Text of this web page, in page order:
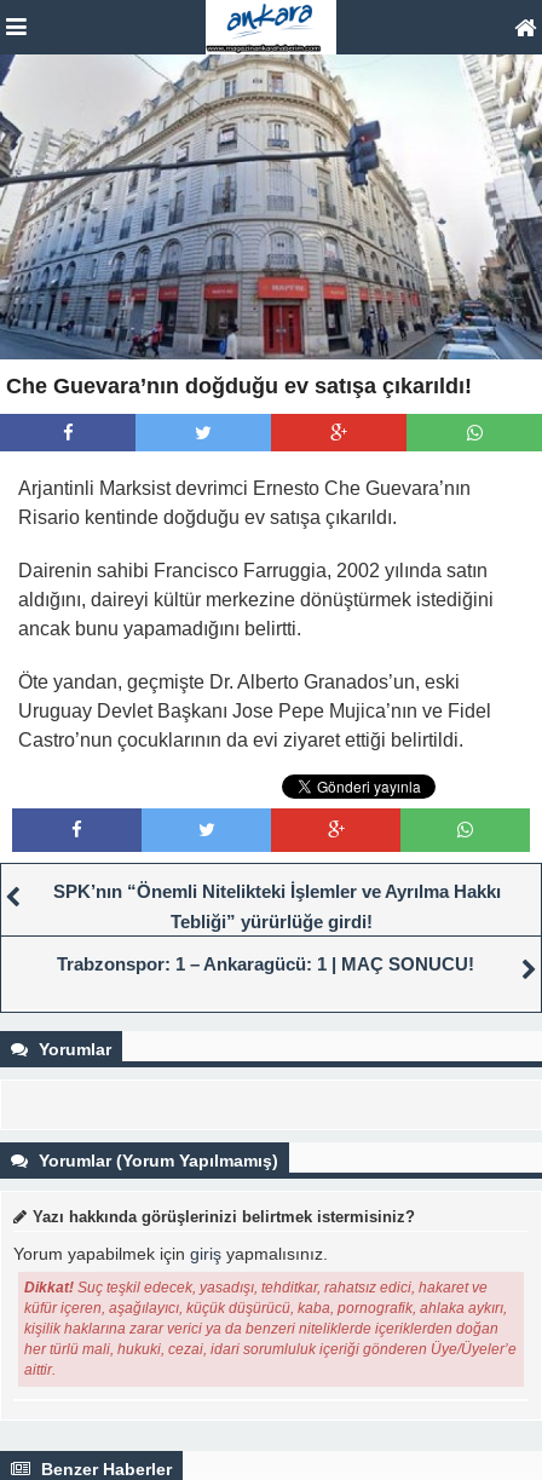
Che Guevara’nın doğduğu ev satışa çıkarıldı!
Arjantinli Marksist devrimci Ernesto Che Guevara’nın
Risario kentinde doğduğu ev satışa çıkarıldı.
Dairenin sahibi Francisco Farruggia, 2002 yılında satın
aldığını, daireyi kültür merkezine dönüştürmek istediğini
ancak bunu yapamadığını belirtti.
Öte yandan, geçmişte Dr. Alberto Granados’un, eski
Uruguay Devlet Başkanı Jose Pepe Mujica’nın ve Fidel
Castro’nun çocuklarının da evi ziyaret ettiği belirtildi.
SPK’nın “Önemli Nitelikteki İşlemler ve Ayrılma Hakkı
Tebliği” yürürlüğe girdi!
Trabzonspor: 1 – Ankaragücü: 1 | MAÇ SONUCU!
Yorumlar
Yorumlar (Yorum Yapılmamış)
Yazı hakkında görüşlerinizi belirtmek istermisiniz?
Yorum yapabilmek için giriş yapmalısınız.
Dikkat! Suç teşkil edecek, yasadışı, tehditkar, rahatsız edici, hakaret ve
küfür içeren, aşağılayıcı, küçük düşürücü, kaba, pornografik, ahlaka aykırı,
kişilik haklarına zarar verici ya da benzeri niteliklerde içeriklerden doğan
her türlü mali, hukuki, cezai, idari sorumluluk içeriği gönderen Üye/Üyeler’e
aittir.
Benzer Haberler